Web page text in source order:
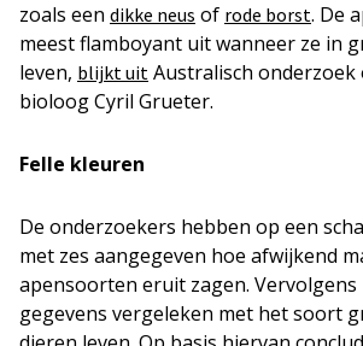
zoals een dikke neus of rode borst. De
meest flamboyant uit wanneer ze in
leven, blijkt uit Australisch onderzoek
bioloog Cyril Grueter.
Felle kleuren
De onderzoekers hebben op een
met zes aangegeven hoe afwijkend
apensoorten eruit zagen. Vervolgens
gegevens vergeleken met het soort